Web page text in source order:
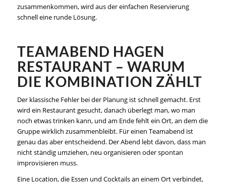
zusammenkommen, wird aus der einfachen Reservierung
schnell eine runde Lösung.
TEAMABEND HAGEN
RESTAURANT – WARUM
DIE KOMBINATION ZÄHLT
Der klassische Fehler bei der Planung ist schnell gemacht. Erst
wird ein Restaurant gesucht, danach überlegt man, wo man
noch etwas trinken kann, und am Ende fehlt ein Ort, an dem die
Gruppe wirklich zusammenbleibt. Für einen Teamabend ist
genau das aber entscheidend. Der Abend lebt davon, dass man
nicht ständig umziehen, neu organisieren oder spontan
improvisieren muss.
Eine Location, die Essen und Cocktails an einem Ort verbindet,